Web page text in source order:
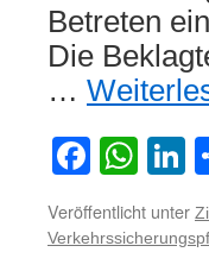
Betreten
Die
…
Veröffentlicht unter